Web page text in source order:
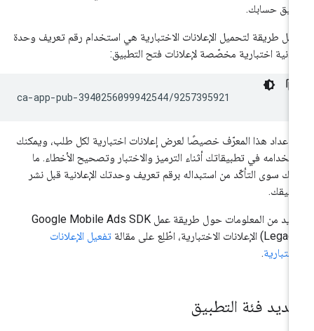
حسابك.
طريقة لتحميل الإعلانات الاختبارية هي استخدام رقم تعريف وحدة
اختبارية مخصّصة لإعلانات فتح التطبيق:
إعداد هذا المعرّف خصيصًا لعرض إعلانات اختبارية لكل طلب، ويمكنك
في تطبيقاتك أثناء الترميز والاختبار وتصحيح الأخطاء. ما
سوى التأكّد من استبداله برقم تعريف وحدتك الإعلانية قبل نشر
من المعلومات حول طريقة عملGoogle Mobile Ads SDK
الإعلانات الاختبارية، اطّلِع على مقالةتفعيل الإعلانات
.
فئة التطبيق